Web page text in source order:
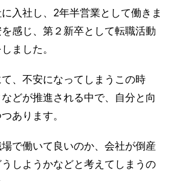
入社し、2年半営業として働きま
感じ、第２新卒として転職活動
ました。
、不安になってしまうこの時
どが推進される中で、自分と向
あります。
で働いて良いのか、会社が倒産
しようかなどと考えてしまうの